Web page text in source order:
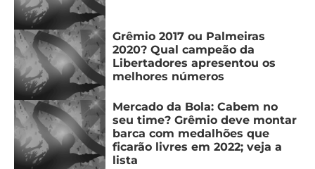
Grêmio 2017 ou Palmeiras
2020? Qual campeão da
Libertadores apresentou os
melhores números
Mercado da Bola: Cabem no
seu time? Grêmio deve montar
barca com medalhões que
ficarão livres em 2022; veja a
lista